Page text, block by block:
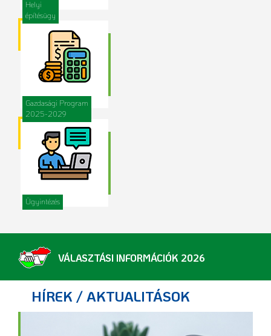
Helyi
építésügy
Gazdasági Program
2025-2029
Ügyintézés
VÁLASZTÁSI INFORMÁCIÓK 2026
HÍREK / AKTUALITÁSOK